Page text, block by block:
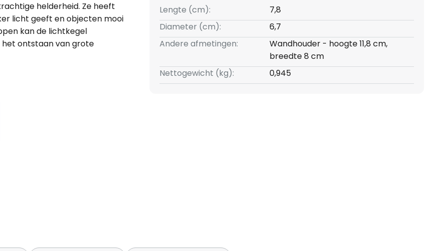
helderheid. Ze heeft
licht geeft en objecten mooi
kan de lichtkegel
het ontstaan van grote
met veel
Lengte (cm):
7,8
Diameter (cm):
6,7
Andere afmetingen:
Wandhouder - hoogte 11,8 cm,
breedte 8 cm
Nettogewicht (kg):
0,945